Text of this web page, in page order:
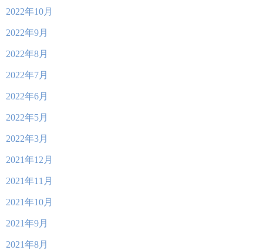
2022年10月
2022年9月
2022年8月
2022年7月
2022年6月
2022年5月
2022年3月
2021年12月
2021年11月
2021年10月
2021年9月
2021年8月